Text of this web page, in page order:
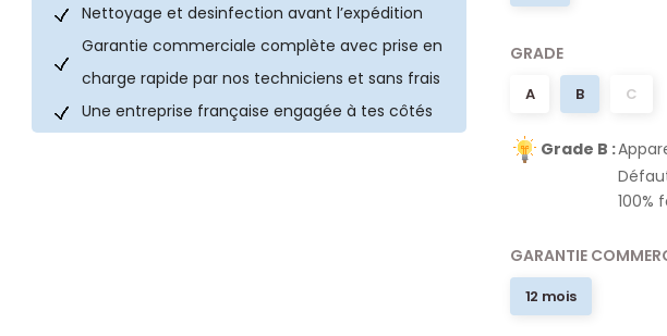
GRADE
A B C
Grade B :
100%
GARANTIE
12 mois
Nettoyage et desinfection avant l’expédition
Garantie commerciale complète avec prise en
charge rapide par nos techniciens et sans frais
Une entreprise française engagée à tes côtés